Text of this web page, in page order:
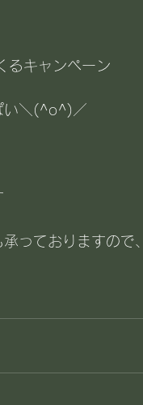
るキャンペーン
い＼(^o^)／
っておりますので、